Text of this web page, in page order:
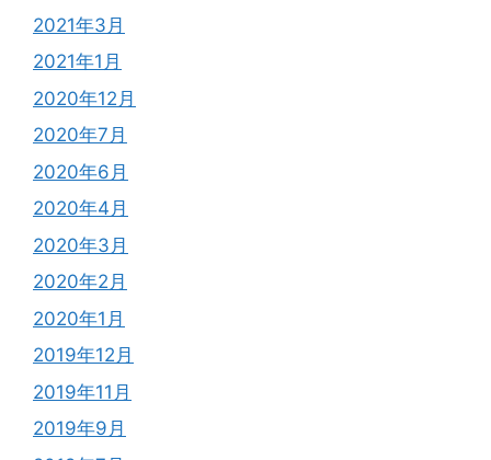
2021年3月
2021年1月
2020年12月
2020年7月
2020年6月
2020年4月
2020年3月
2020年2月
2020年1月
2019年12月
2019年11月
2019年9月